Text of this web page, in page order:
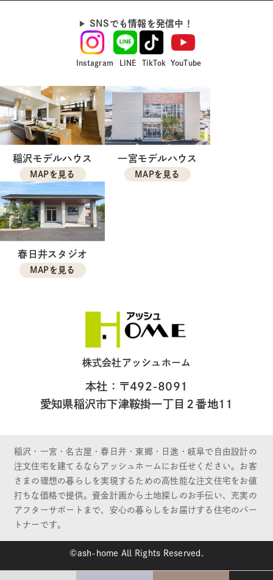
SNSでも情報を発信中！
Instagram LINE TikTok YouTube
稲沢モデルハウス
MAPを見る
一宮モデルハウス
MAPを見る
春日井スタジオ
MAPを見る
株式会社アッシュホーム
本社：〒492-8091
愛知県稲沢市下津鞍掛一丁目２番地11
稲沢・一宮・名古屋・春日井・東郷・日進・岐阜で自由設計の
注文住宅を建てるならアッシュホームにお任せください。お客
さまの理想の暮らしを実現するための高性能な注文住宅をお値
打ちな価格で提供。資金計画から土地探しのお手伝い、充実の
アフターサポートまで、安心の暮らしをお届けする住宅のパー
トナーです。
©ash-home All Rights Reserved.